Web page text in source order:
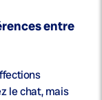
entre
le chat, mais